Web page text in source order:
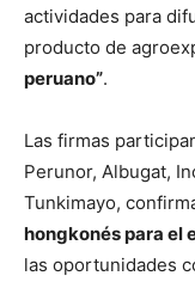
actividades para
producto de
peruano”.
Las firmas
Perunor, Albugat,
Tunkimayo,
hongkonés para el
las oportunidades